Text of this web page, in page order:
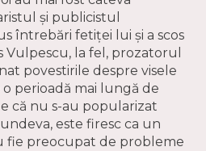
şi publicistul
întrebări fetiţei lui şi a scos
la fel, prozatorul
povestirile despre visele
o perioadă mai lungă de
că nu s-au popularizat
este firesc ca un
fie preocupat de probleme